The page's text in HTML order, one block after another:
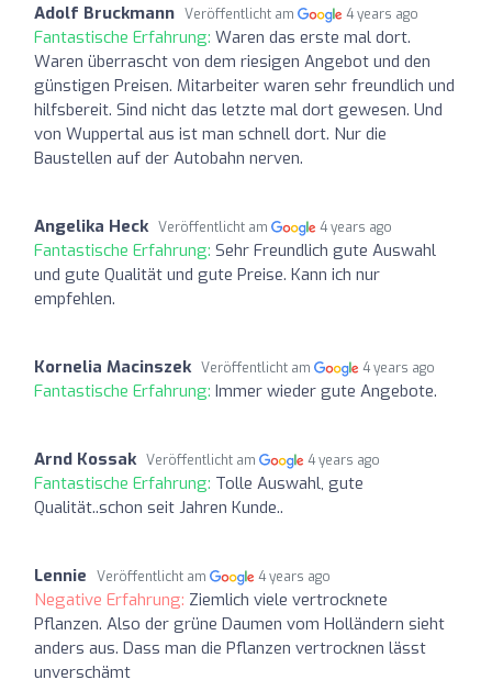
Adolf Bruckmann Veröffentlicht am 4 years ago
Fantastische Erfahrung: Waren das erste mal dort.
Waren überrascht von dem riesigen Angebot und den
günstigen Preisen. Mitarbeiter waren sehr freundlich und
hilfsbereit. Sind nicht das letzte mal dort gewesen. Und
von Wuppertal aus ist man schnell dort. Nur die
Baustellen auf der Autobahn nerven.
Angelika Heck Veröffentlicht am 4 years ago
Fantastische Erfahrung: Sehr Freundlich gute Auswahl
und gute Qualität und gute Preise. Kann ich nur
empfehlen.
Kornelia Macinszek Veröffentlicht am 4 years ago
Fantastische Erfahrung: Immer wieder gute Angebote.
Arnd Kossak Veröffentlicht am 4 years ago
Fantastische Erfahrung: Tolle Auswahl, gute
Qualität..schon seit Jahren Kunde..
Lennie Veröffentlicht am 4 years ago
Negative Erfahrung: Ziemlich viele vertrocknete
Pflanzen. Also der grüne Daumen vom Holländern sieht
anders aus. Dass man die Pflanzen vertrocknen lässt
unverschämt